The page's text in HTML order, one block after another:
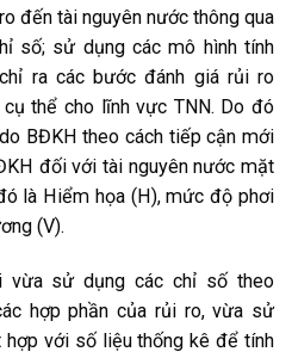
đến tài nguyên nước thông qua
số; sử dụng các mô hình tính
ra các bước đánh giá rủi ro
thể cho lĩnh vực TNN. Do đó
BĐKH theo cách tiếp cận mới
đối với tài nguyên nước mặt
là Hiểm họa (H), mức độ phơi
(V).
vừa sử dụng các chỉ số theo
hợp phần của rủi ro, vừa sử
hợp với số liệu thống kê để tính